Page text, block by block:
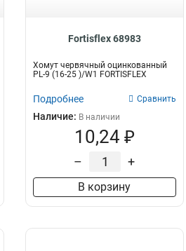
Fortisflex 68983
Хомут червячный оцинкованный
PL-9 (16-25 )/W1 FORTISFLEX
Подробнее Сравнить
Наличие: В наличии
10,24 ₽
– +
В корзину